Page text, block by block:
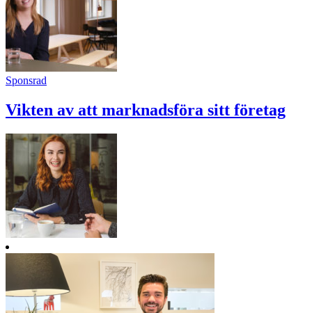
Sponsrad
Vikten av att marknadsföra sitt företag